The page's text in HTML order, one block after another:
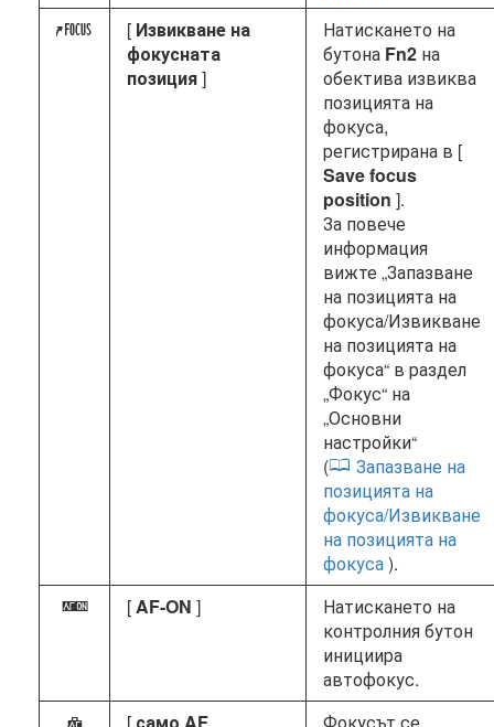
3 [ Извикване на
фокусната
позиция]
Натискането на
бутона Fn2 на
обектива извиква
позицията на
фокуса,
регистрирана в [
Save focus
position ].
За повече
информация
вижте „Запазване
на позицията на
фокуса/Извикване
на позицията на
фокуса“ в раздел
„Фокус“ на
„Основни
настройки“
(
Запазване на
позицията на
фокуса/Извикване
на позицията на
фокуса).
A [AF-ON ]
Натискането на
контролния бутон
инициира
автофокус.
F [ само AF
Фокусът се